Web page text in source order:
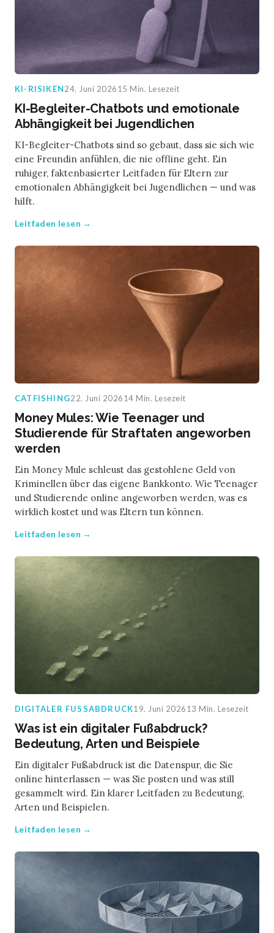
KI-RISIKEN24. Juni 202615 Min. Lesezeit
KI-Begleiter-Chatbots und emotionale
Abhängigkeit bei Jugendlichen
KI-Begleiter-Chatbots sind so gebaut, dass sie sich wie
eine Freundin anfühlen, die nie offline geht. Ein
ruhiger, faktenbasierter Leitfaden für Eltern zur
emotionalen Abhängigkeit bei Jugendlichen — und was
hilft.
Leitfaden lesen →
CATFISHING22. Juni 202614 Min. Lesezeit
Money Mules: Wie Teenager und
Studierende für Straftaten angeworben
werden
Ein Money Mule schleust das gestohlene Geld von
Kriminellen über das eigene Bankkonto. Wie Teenager
und Studierende online angeworben werden, was es
wirklich kostet und was Eltern tun können.
Leitfaden lesen →
DIGITALER FUSSABDRUCK 19. Juni 202613 Min. Lesezeit
Was ist ein digitaler Fußabdruck?
Bedeutung, Arten und Beispiele
Ein digitaler Fußabdruck ist die Datenspur, die Sie
online hinterlassen — was Sie posten und was still
gesammelt wird. Ein klarer Leitfaden zu Bedeutung,
Arten und Beispielen.
Leitfaden lesen →